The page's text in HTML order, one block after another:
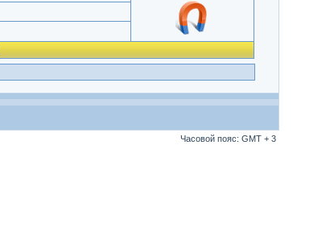
Часовой пояс: GMT + 3